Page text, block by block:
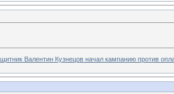
Валентин Кузнецов начал кампанию против